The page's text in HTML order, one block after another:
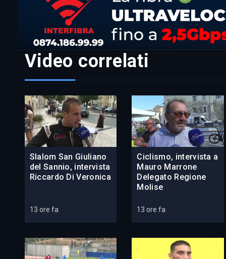
Video correlati
Slalom San Giuliano
del Sannio, intervista
Riccardo Di Veronica
13 ore fa
Ciclismo, intervista a
Mauro Marrone
Delegato Regione
Molise
13 ore fa